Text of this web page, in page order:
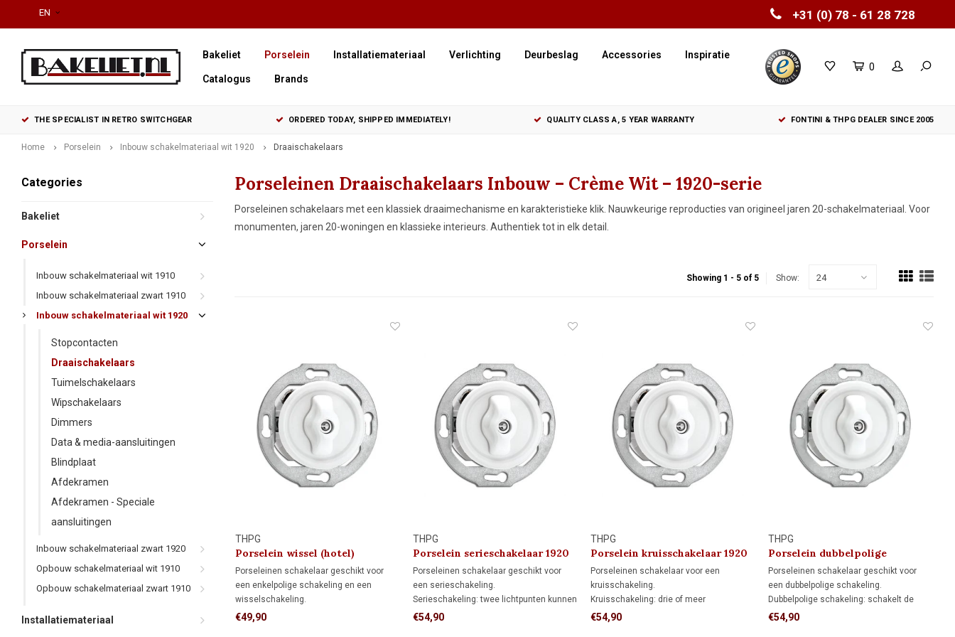
+31 (0) 78 - 61 28 728
EN
Bakeliet Porselein Installatiemateriaal Verlichting Deurbeslag Accessories Inspiratie
Catalogus Brands
0
THE SPECIALIST IN RETRO SWITCHGEAR ORDERED TODAY, SHIPPED IMMEDIATELY! QUALITY CLASS A, 5 YEAR WARRANTY FONTINI & THPG DEALER SINCE 2005
Home Porselein Inbouw schakelmateriaal wit 1920 Draaischakelaars
Categories
Bakeliet
Porselein
Inbouw schakelmateriaal wit 1910
Inbouw schakelmateriaal zwart 1910
Inbouw schakelmateriaal wit 1920
Stopcontacten
Draaischakelaars
Tuimelschakelaars
Wipschakelaars
Dimmers
Data & media-aansluitingen
Blindplaat
Afdekramen
Afdekramen - Speciale
aansluitingen
Inbouw schakelmateriaal zwart 1920
Opbouw schakelmateriaal wit 1910
Opbouw schakelmateriaal zwart 1910
Installatiemateriaal
Porseleinen Draaischakelaars Inbouw – Crème Wit – 1920-serie
Porseleinen schakelaars met een klassiek draaimechanisme en karakteristieke klik. Nauwkeurige reproducties van origineel jaren 20-schakelmateriaal. Voor
monumenten, jaren 20-woningen en klassieke interieurs. Authentiek tot in elk detail.
Showing 1 - 5 of 5 Show: 24
THPG
Porselein wissel (hotel)
schakelaar 1920
Porseleinen schakelaar geschikt voor
een enkelpolige schakeling en een
wisselschakeling.
Enkelpolige schakeling: bedient de
€49,90
THPG
Porselein serieschakelaar 1920
Porseleinen schakelaar geschikt voor
een serieschakeling.
Serieschakeling: twee lichtpunten kunnen
afzonderlijk worden bediend met één
€54,90
THPG
Porselein kruisschakelaar 1920
Porseleinen schakelaar voor een
kruisschakeling.
Kruisschakeling: drie of meer
schakelaars bedienen samen dezelfde
€54,90
THPG
Porselein dubbelpolige
schakelaar 1920
Porseleinen schakelaar geschikt voor
een dubbelpolige schakeling.
Dubbelpolige schakeling: schakelt de
verlichting volledig uit door zowel de
€54,90